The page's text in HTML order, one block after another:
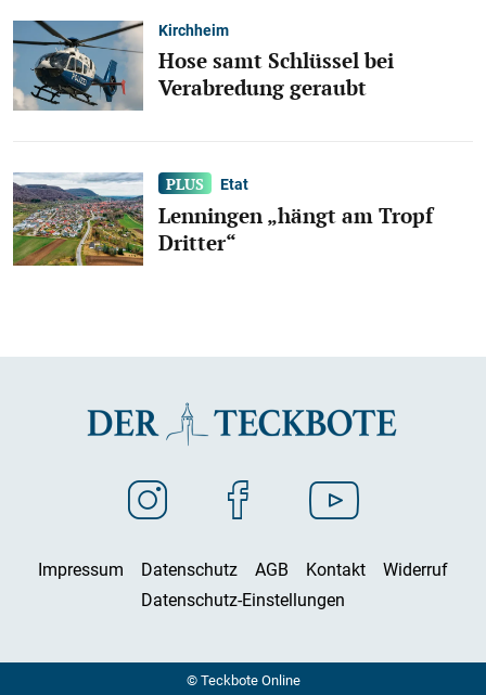
Kirchheim
Hose samt Schlüssel bei
Verabredung geraubt
Etat
Lenningen „hängt am Tropf
Dritter“
Impressum Datenschutz AGB Kontakt
Widerruf
Datenschutz-Einstellungen
© Teckbote Online